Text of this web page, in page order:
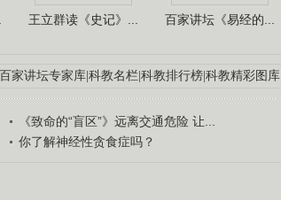
王立群读《史记》... 百家讲坛《易经的...
百家讲坛专家库 科教名栏 科教排行榜 科教精彩图库
《致命的“盲区”》远离交通危险 让...
你了解神经性贪食症吗？